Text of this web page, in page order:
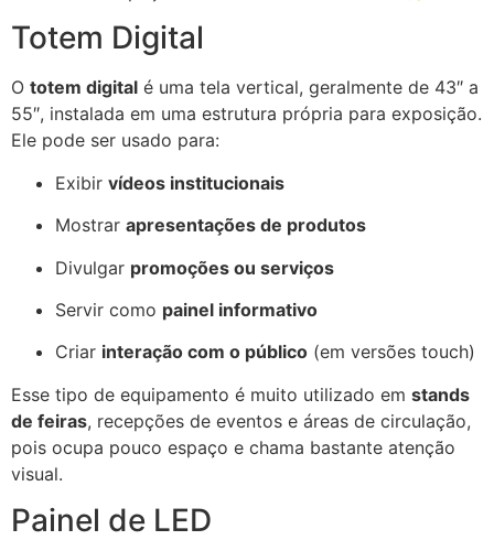
Totem Digital
O totem digital é uma tela vertical, geralmente de 43″ a
55″, instalada em uma estrutura própria para exposição.
Ele pode ser usado para:
Exibir vídeos institucionais
Mostrar apresentações de produtos
Divulgar promoções ou serviços
Servir como painel informativo
Criar interação com o público (em versões touch)
Esse tipo de equipamento é muito utilizado em stands
de feiras, recepções de eventos e áreas de circulação,
pois ocupa pouco espaço e chama bastante atenção
visual.
Painel de LED